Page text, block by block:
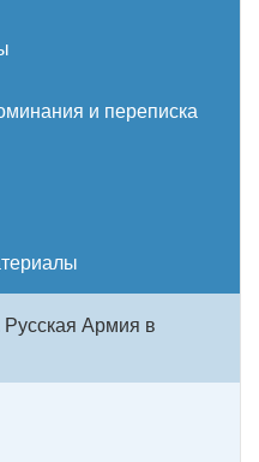
и переписка
Армия в